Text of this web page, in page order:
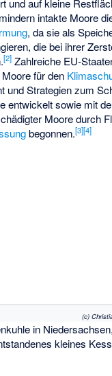
(c)
in
kleines
und auf kleine
intakte Moore
, da sie als
die bei ihrer
[2] Zahlreiche EU-
für den
und Strategien zum
entwickelt sowie mit
Moore durch
begonnen.[3][4]